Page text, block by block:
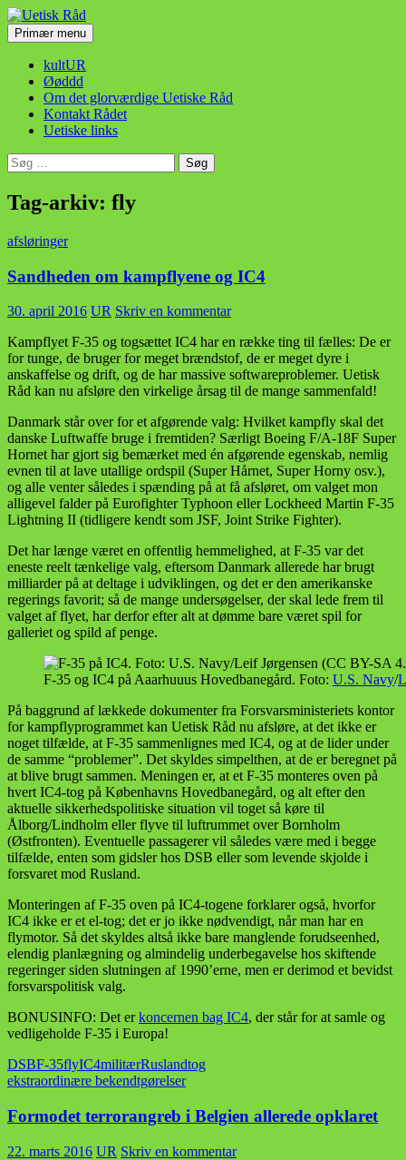
Hop
til
indhold
Uetisk Råd
SøgPrimær menu
kultUR
Øøddd
Om det glorværdige Uetiske Råd
Kontakt Rådet
Uetiske links
Søg
efter:
Tag-arkiv: fly
afsløringer
Sandheden om kampflyene og IC4
30. april 2016 UR Skriv en kommentar
Kampflyet F-35 og togsættet IC4 har en række ting til fælles: De er
for tunge, de bruger for meget brændstof, de er meget dyre i
anskaffelse og drift, og de har massive softwareproblemer. Uetisk
Råd kan nu afsløre den virkelige årsag til de mange sammenfald!
Danmark står over for et afgørende valg: Hvilket kampfly skal det
danske Luftwaffe bruge i fremtiden? Særligt Boeing F/A-18F Super
Hornet har gjort sig bemærket med én afgørende egenskab, nemlig
evnen til at lave utallige ordspil (Super Hårnet, Super Horny osv.),
og alle venter således i spænding på at få afsløret, om valget mon
alligevel falder på Eurofighter Typhoon eller Lockheed Martin F-35
Lightning II (tidligere kendt som JSF, Joint Strike Fighter).
Det har længe været en offentlig hemmelighed, at F-35 var det
eneste reelt tænkelige valg, eftersom Danmark allerede har brugt
milliarder på at deltage i udviklingen, og det er den amerikanske
regerings favorit; så de mange undersøgelser, der skal lede frem til
valget af flyet, har derfor efter alt at dømme bare været spil for
galleriet og spild af penge.
F-35 og IC4 på Aaarhuuus Hovedbanegård. Foto: U.S. Navy/
På baggrund af lækkede dokumenter fra Forsvarsministeriets kontor
for kampflyprogrammet kan Uetisk Råd nu afsløre, at det ikke er
noget tilfælde, at F-35 sammenlignes med IC4, og at de lider under
de samme “problemer”. Det skyldes simpelthen, at de er beregnet på
at blive brugt sammen. Meningen er, at et F-35 monteres oven på
hvert IC4-tog på Københavns Hovedbanegård, og alt efter den
aktuelle sikkerhedspolitiske situation vil toget så køre til
Ålborg/Lindholm eller flyve til luftrummet over Bornholm
(Østfronten). Eventuelle passagerer vil således være med i begge
tilfælde, enten som gidsler hos DSB eller som levende skjolde i
forsvaret mod Rusland.
Monteringen af F-35 oven på IC4-togene forklarer også, hvorfor
IC4 ikke er et el-tog; det er jo ikke nødvendigt, når man har en
flymotor. Så det skyldes altså ikke bare manglende forudseenhed,
elendig planlægning og almindelig underbegavelse hos skiftende
regeringer siden slutningen af 1990’erne, men er derimod et bevidst
forsvarspolitisk valg.
BONUSINFO: Det erkoncernen bag IC4, der står for at samle og
vedligeholde F-35 i Europa!
DSBF-35flyIC4militærRuslandtog
ekstraordinære bekendtgørelser
Formodet terrorangreb i Belgien allerede opklaret
22. marts 2016 UR Skriv en kommentar